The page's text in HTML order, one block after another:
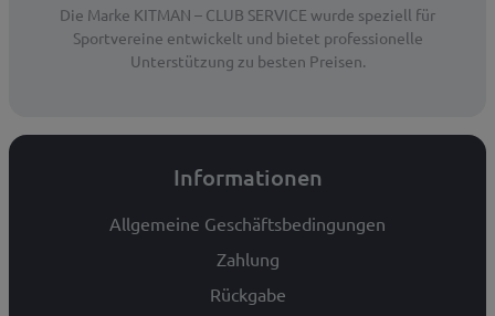
Die Marke KITMAN – CLUB SERVICE wurde speziell für
Sportvereine entwickelt und bietet professionelle
Unterstützung zu besten Preisen.
Informationen
Allgemeine Geschäftsbedingungen
Zahlung
Rückgabe